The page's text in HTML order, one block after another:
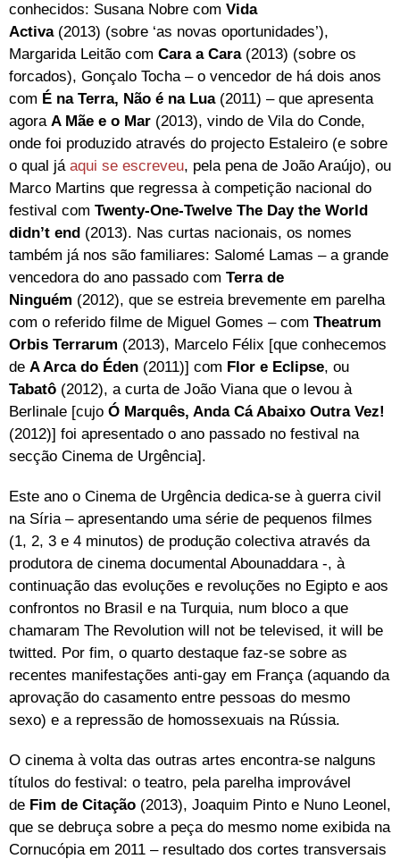
conhecidos: Susana Nobre com Vida
Activa (2013) (sobre ‘as novas oportunidades’),
Margarida Leitão com Cara a Cara(2013) (sobre os
forcados), Gonçalo Tocha – o vencedor de há dois anos
com É na Terra, Não é na Lua(2011) – que apresenta
agora A Mãe e o Mar (2013), vindo de Vila do Conde,
onde foi produzido através do projecto Estaleiro (e sobre
o qual já aqui se escreveu, pela pena de João Araújo), ou
Marco Martins que regressa à competição nacional do
festival com Twenty-One-Twelve The Day the World
didn’t end (2013). Nas curtas nacionais, os nomes
também já nos são familiares: Salomé Lamas – a grande
vencedora do ano passado com Terra de
Ninguém (2012), que se estreia brevemente em parelha
com o referido filme de Miguel Gomes – com Theatrum
Orbis Terrarum (2013), Marcelo Félix [que conhecemos
de A Arca do Éden (2011)] com Flor e Eclipse, ou
Tabatô (2012), a curta de João Viana que o levou à
Berlinale [cujo Ó Marquês, Anda Cá Abaixo Outra Vez!
(2012)] foi apresentado o ano passado no festival na
secção Cinema de Urgência].
Este ano o Cinema de Urgência dedica-se à guerra civil
na Síria – apresentando uma série de pequenos filmes
(1, 2, 3 e 4 minutos) de produção colectiva através da
produtora de cinema documental Abounaddara -, à
continuação das evoluções e revoluções no Egipto e aos
confrontos no Brasil e na Turquia, num bloco a que
chamaram The Revolution will not be televised, it will be
twitted. Por fim, o quarto destaque faz-se sobre as
recentes manifestações anti-gay em França (aquando da
aprovação do casamento entre pessoas do mesmo
sexo) e a repressão de homossexuais na Rússia.
O cinema à volta das outras artes encontra-se nalguns
títulos do festival: o teatro, pela parelha improvável
de Fim de Citação (2013), Joaquim Pinto e Nuno Leonel,
que se debruça sobre a peça do mesmo nome exibida na
Cornucópia em 2011 – resultado dos cortes transversais